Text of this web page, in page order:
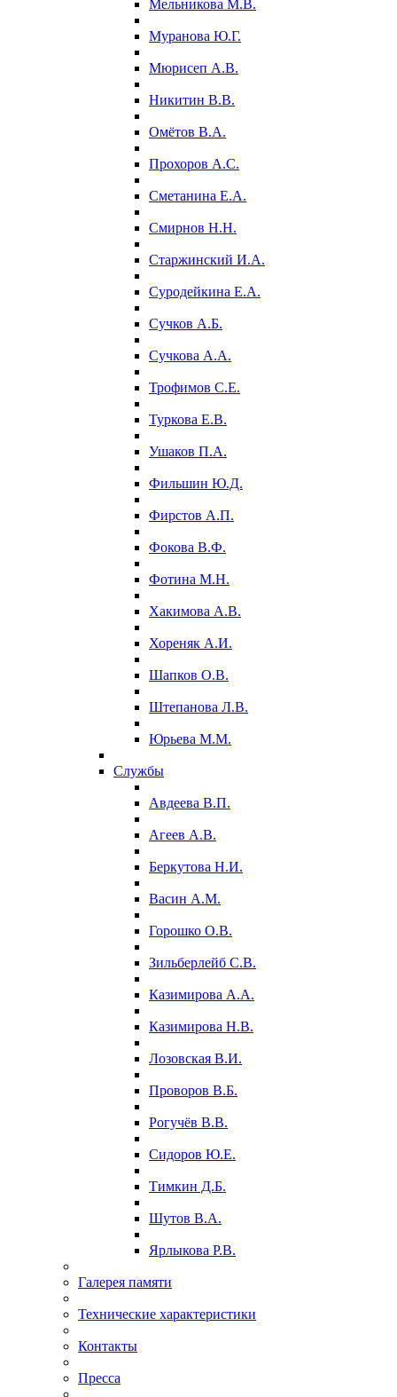
Мельникова М.В.
Муранова Ю.Г.
Мюрисеп А.В.
Никитин В.В.
Омётов В.А.
Прохоров А.С.
Сметанина Е.А.
Смирнов Н.Н.
Старжинский И.А.
Суродейкина Е.А.
Сучков А.Б.
Сучкова А.А.
Трофимов С.Е.
Туркова Е.В.
Ушаков П.А.
Фильшин Ю.Д.
Фирстов А.П.
Фокова В.Ф.
Фотина М.Н.
Хакимова А.В.
Хореняк А.И.
Шапков О.В.
Штепанова Л.В.
Юрьева М.М.
Службы
Авдеева В.П.
Агеев А.В.
Беркутова Н.И.
Васин А.М.
Горошко О.В.
Зильберлейб С.В.
Казимирова А.А.
Казимирова Н.В.
Лозовская В.И.
Проворов В.Б.
Рогучёв В.В.
Сидоров Ю.Е.
Тимкин Д.Б.
Шутов В.А.
Ярлыкова Р.В.
Галерея памяти
Технические характеристики
Контакты
Пресса